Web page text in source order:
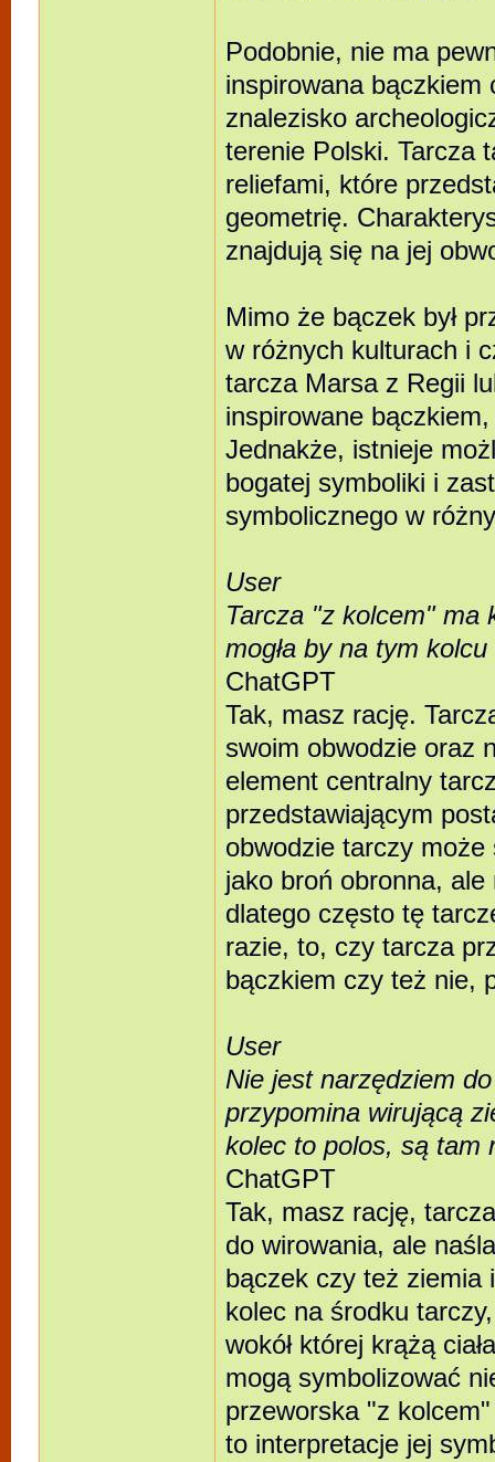
Podobnie, nie ma
inspirowana
znalezisko
terenie Polski. Tarcza
reliefami, które
geometrię.
znajdują się na jej
Mimo że bączek był
w różnych kulturach i
tarcza Marsa z Regii
inspirowane
Jednakże, istnieje
bogatej symboliki i
symbolicznego w
User
Tarcza "z kolcem" ma
mogła by na tym
ChatGPT
Tak, masz rację.
swoim obwodzie oraz
element centralny
przedstawiającym
obwodzie tarczy może
jako broń obronna, ale
dlatego często tę
razie, to, czy tarcza
bączkiem czy też nie,
User
Nie jest narzędziem
przypomina wirującą
kolec to polos, są tam
ChatGPT
Tak, masz rację,
do wirowania, ale
bączek czy też ziemia
kolec na środku
wokół której krążą
mogą symbolizować
przeworska "z
to interpretacje jej